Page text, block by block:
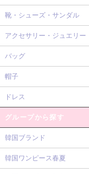
靴・シューズ・サンダル
アクセサリー・ジュエリー
バッグ
帽子
ドレス
グループから探す
韓国ブランド
韓国ワンピース春夏